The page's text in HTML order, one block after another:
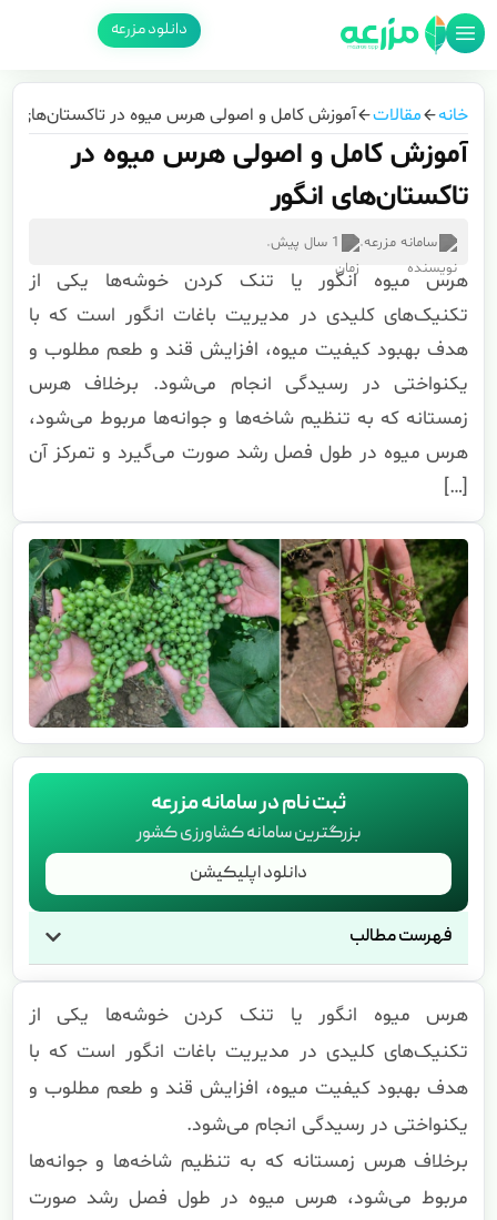
دانلود مزرعه
خانه مقالات آموزش کامل و اصولی هرس میوه در تاکستان‌های
آموزش کامل و اصولی هرس میوه در
تاکستان‌های انگور
سامانه مزرعه. 1 سال پیش .
هرس میوه انگور یا تنک کردن خوشه‌ها یکی از
تکنیک‌های کلیدی در مدیریت باغات انگور است که با
هدف بهبود کیفیت میوه، افزایش قند و طعم مطلوب و
یکنواختی در رسیدگی انجام می‌شود. برخلاف هرس
زمستانه که به تنظیم شاخه‌ها و جوانه‌ها مربوط می‌شود،
هرس میوه در طول فصل رشد صورت می‌گیرد و تمرکز آن
[…]
ثبت نام در سامانه مزرعه
بزرگترین سامانه کشاورزی کشور
دانلود اپلیکیشن
فهرست مطالب
هرس میوه انگور یا تنک کردن خوشه‌ها یکی از
تکنیک‌های کلیدی در مدیریت باغات انگور است که با
هدف بهبود کیفیت میوه، افزایش قند و طعم مطلوب و
یکنواختی در رسیدگی انجام می‌شود.
برخلاف هرس زمستانه که به تنظیم شاخه‌ها و جوانه‌ها
مربوط می‌شود، هرس میوه در طول فصل رشد صورت